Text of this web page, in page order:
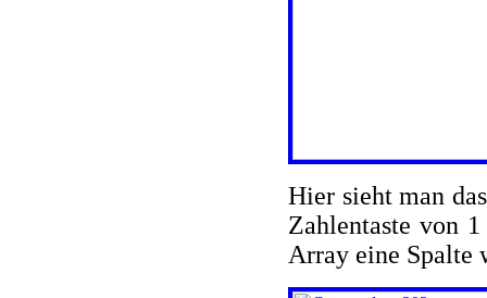
Hier sieht man
Zahlentaste von
Array eine Spalte